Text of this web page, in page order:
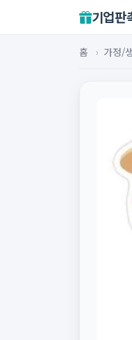
기업판
홈 › 가정/